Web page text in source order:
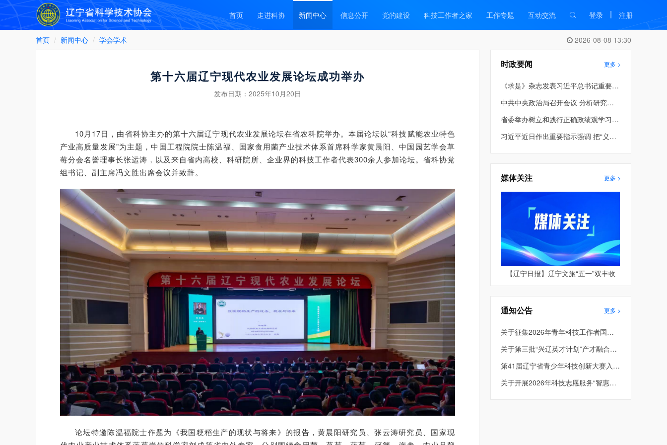
首页 走进科协 新闻中心 信息公开 党的建设 科技工作者之家 工作专题 互动交流 登录 | 注册
首页 新闻中心 学会学术 2026-08-08 13:30
第十六届辽宁现代农业发展论坛成功举办
发布日期： 2025年10月20日
10月17日，由省科协主办的第十六届辽宁现代农业发展论坛在省农科院举办。本届论坛以“科技赋能农业特色
产业高质量发展”为主题，中国工程院院士陈温福、国家食用菌产业技术体系首席科学家黄晨阳、中国园艺学会草
莓分会名誉理事长张运涛，以及来自省内高校、科研院所、企业界的科技工作者代表300余人参加论坛。省科协党
组书记、副主席冯文胜出席会议并致辞。
论坛特邀陈温福院士作题为《我国粳稻生产的现状与将来》的报告，黄晨阳研究员、张云涛研究员、国家现
时政要闻 更多 >
《求是》杂志发表习近平总书记重要文章《在省部级主要领导干部学习贯彻党的二十届四中全会精神专题研讨班上的讲话》
中共中央政治局召开会议 分析研究当前经济形势和经济工作 中共中央总书记习近平主持会议
省委举办树立和践行正确政绩观学习教育第2期读书班暨省委理论学习中心组专题学习会 车俊到会指导 许昆林主持并讲话
习近平近日作出重要指示强调 把“义乌发展经验”进一步总结好运用好 探索走出符合各自实际的高质量发展之路
媒体关注 更多 >
【辽宁日报】辽宁文旅“五一”双丰收
通知公告 更多 >
关于征集2026年青年科技工作者国际和港澳台学术交流资助项目的通知
关于第三批“兴辽英才计划”产才融合平台项目评审结果的公示
第41届辽宁省青少年科技创新大赛入围终评项目公示
关于开展2026年科技志愿服务“智惠行动” 项目申报的通知